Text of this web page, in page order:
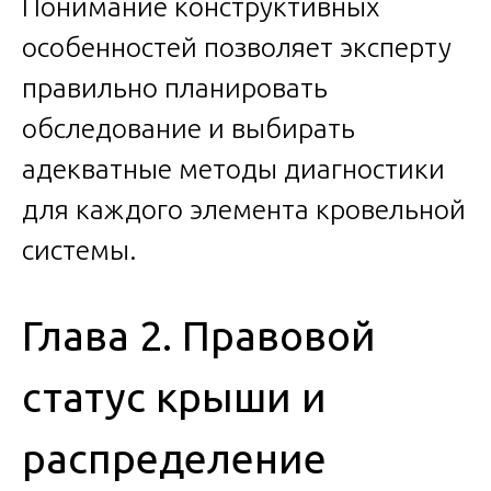
особенностей позволяет эксперту
правильно планировать
обследование и выбирать
адекватные методы диагностики
для каждого элемента кровельной
системы.
Глава 2. Правовой
статус крыши и
распределение